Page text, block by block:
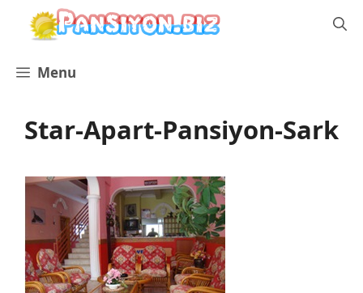
İçeriğe
Menu
Star-Apart-Pansiyon-Sark